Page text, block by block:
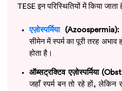
TESE इन परिस्थितियों में किया जाता
एज़ोस्पर्मिया(Azoospermia):
सीमेन में स्पर्म का पूरी तरह अभाव
होता है।
ऑब्सट्रक्टिव एज़ोस्पर्मिया
जहाँ स्पर्म बन तो रहे हों,